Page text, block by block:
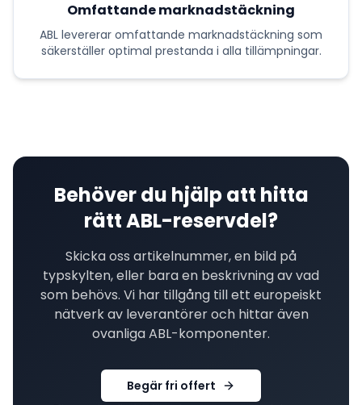
Omfattande marknadstäckning
ABL levererar omfattande marknadstäckning som
säkerställer optimal prestanda i alla tillämpningar.
Behöver du hjälp att hitta
rättABL-reservdel?
Skicka oss artikelnummer, en bild på
typskylten, eller bara en beskrivning av vad
som behövs. Vi har tillgång till ett europeiskt
nätverk av leverantörer och hittar även
ovanligaABL-komponenter.
Begär fri offert